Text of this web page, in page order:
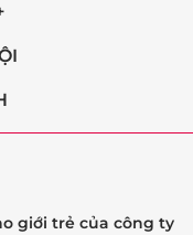
giới trẻ của công ty